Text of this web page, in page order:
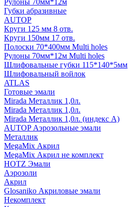
Рулоны 70мм*12м
Губки абразивные
AUTOP
Круги 125 мм 8 отв.
Круги 150мм 17 отв.
Полоски 70*400мм Multi holes
Рулоны 70мм*12м Multi holes
Шлифовальные губки 115*140*5мм
Шлифовальный войлок
ATLAS
Готовые эмали
Mirada Металлик 1,0л.
Mirada Металлик 1,0л.
Mirada Металлик 1,0л. (индекс А)
AUTOP Аэрозольные эмали
Металлик
MegaMix Акрил
MegaMix Акрил не комплект
HOTZ Эмали
Аэрозоли
Акрил
Glosaniko Акриловые эмали
Некомплект